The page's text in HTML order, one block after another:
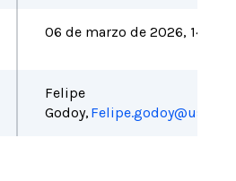
06 de marzo de2026, 14
Felipe
Godoy, Felipe.godoy@uss.cl